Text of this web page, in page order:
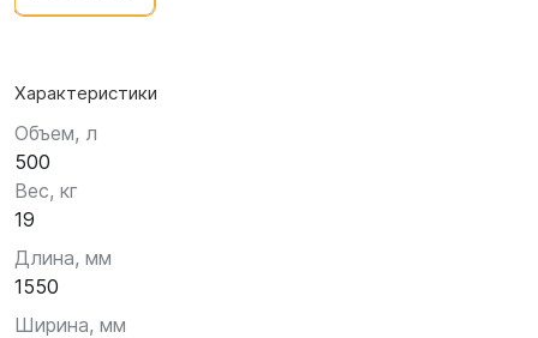
Характеристики
Объем, л
500
Вес, кг
19
Длина, мм
1550
Ширина, мм